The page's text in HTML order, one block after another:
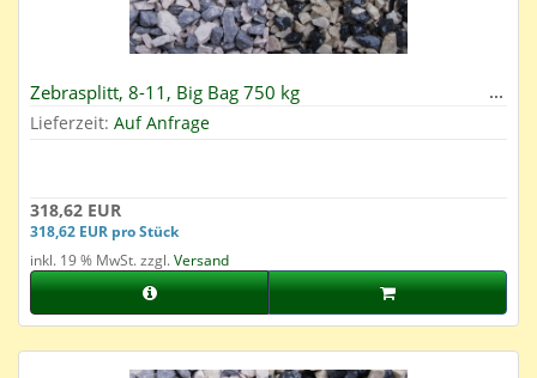
Zebrasplitt, 8-11, Big Bag 750 kg
Lieferzeit: Auf Anfrage
318,62 EUR
318,62 EUR pro Stück
inkl. 19 % MwSt. zzgl.Versand